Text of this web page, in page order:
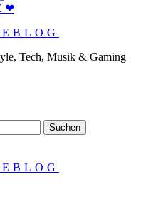
❤
Tech, Musik & Gaming